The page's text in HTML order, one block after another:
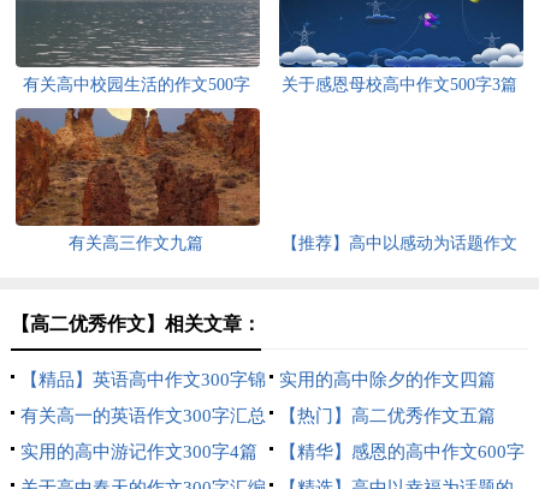
有关高中校园生活的作文500字
九篇
关于感恩母校高中作文500字3篇
有关高三作文九篇
【推荐】高中以感动为话题作文
【高二优秀作文】相关文章：
【精品】英语高中作文300字锦
集八篇
实用的高中除夕的作文四篇
有关高一的英语作文300字汇总
9篇
【热门】高二优秀作文五篇
实用的高中游记作文300字4篇
【精华】感恩的高中作文600字